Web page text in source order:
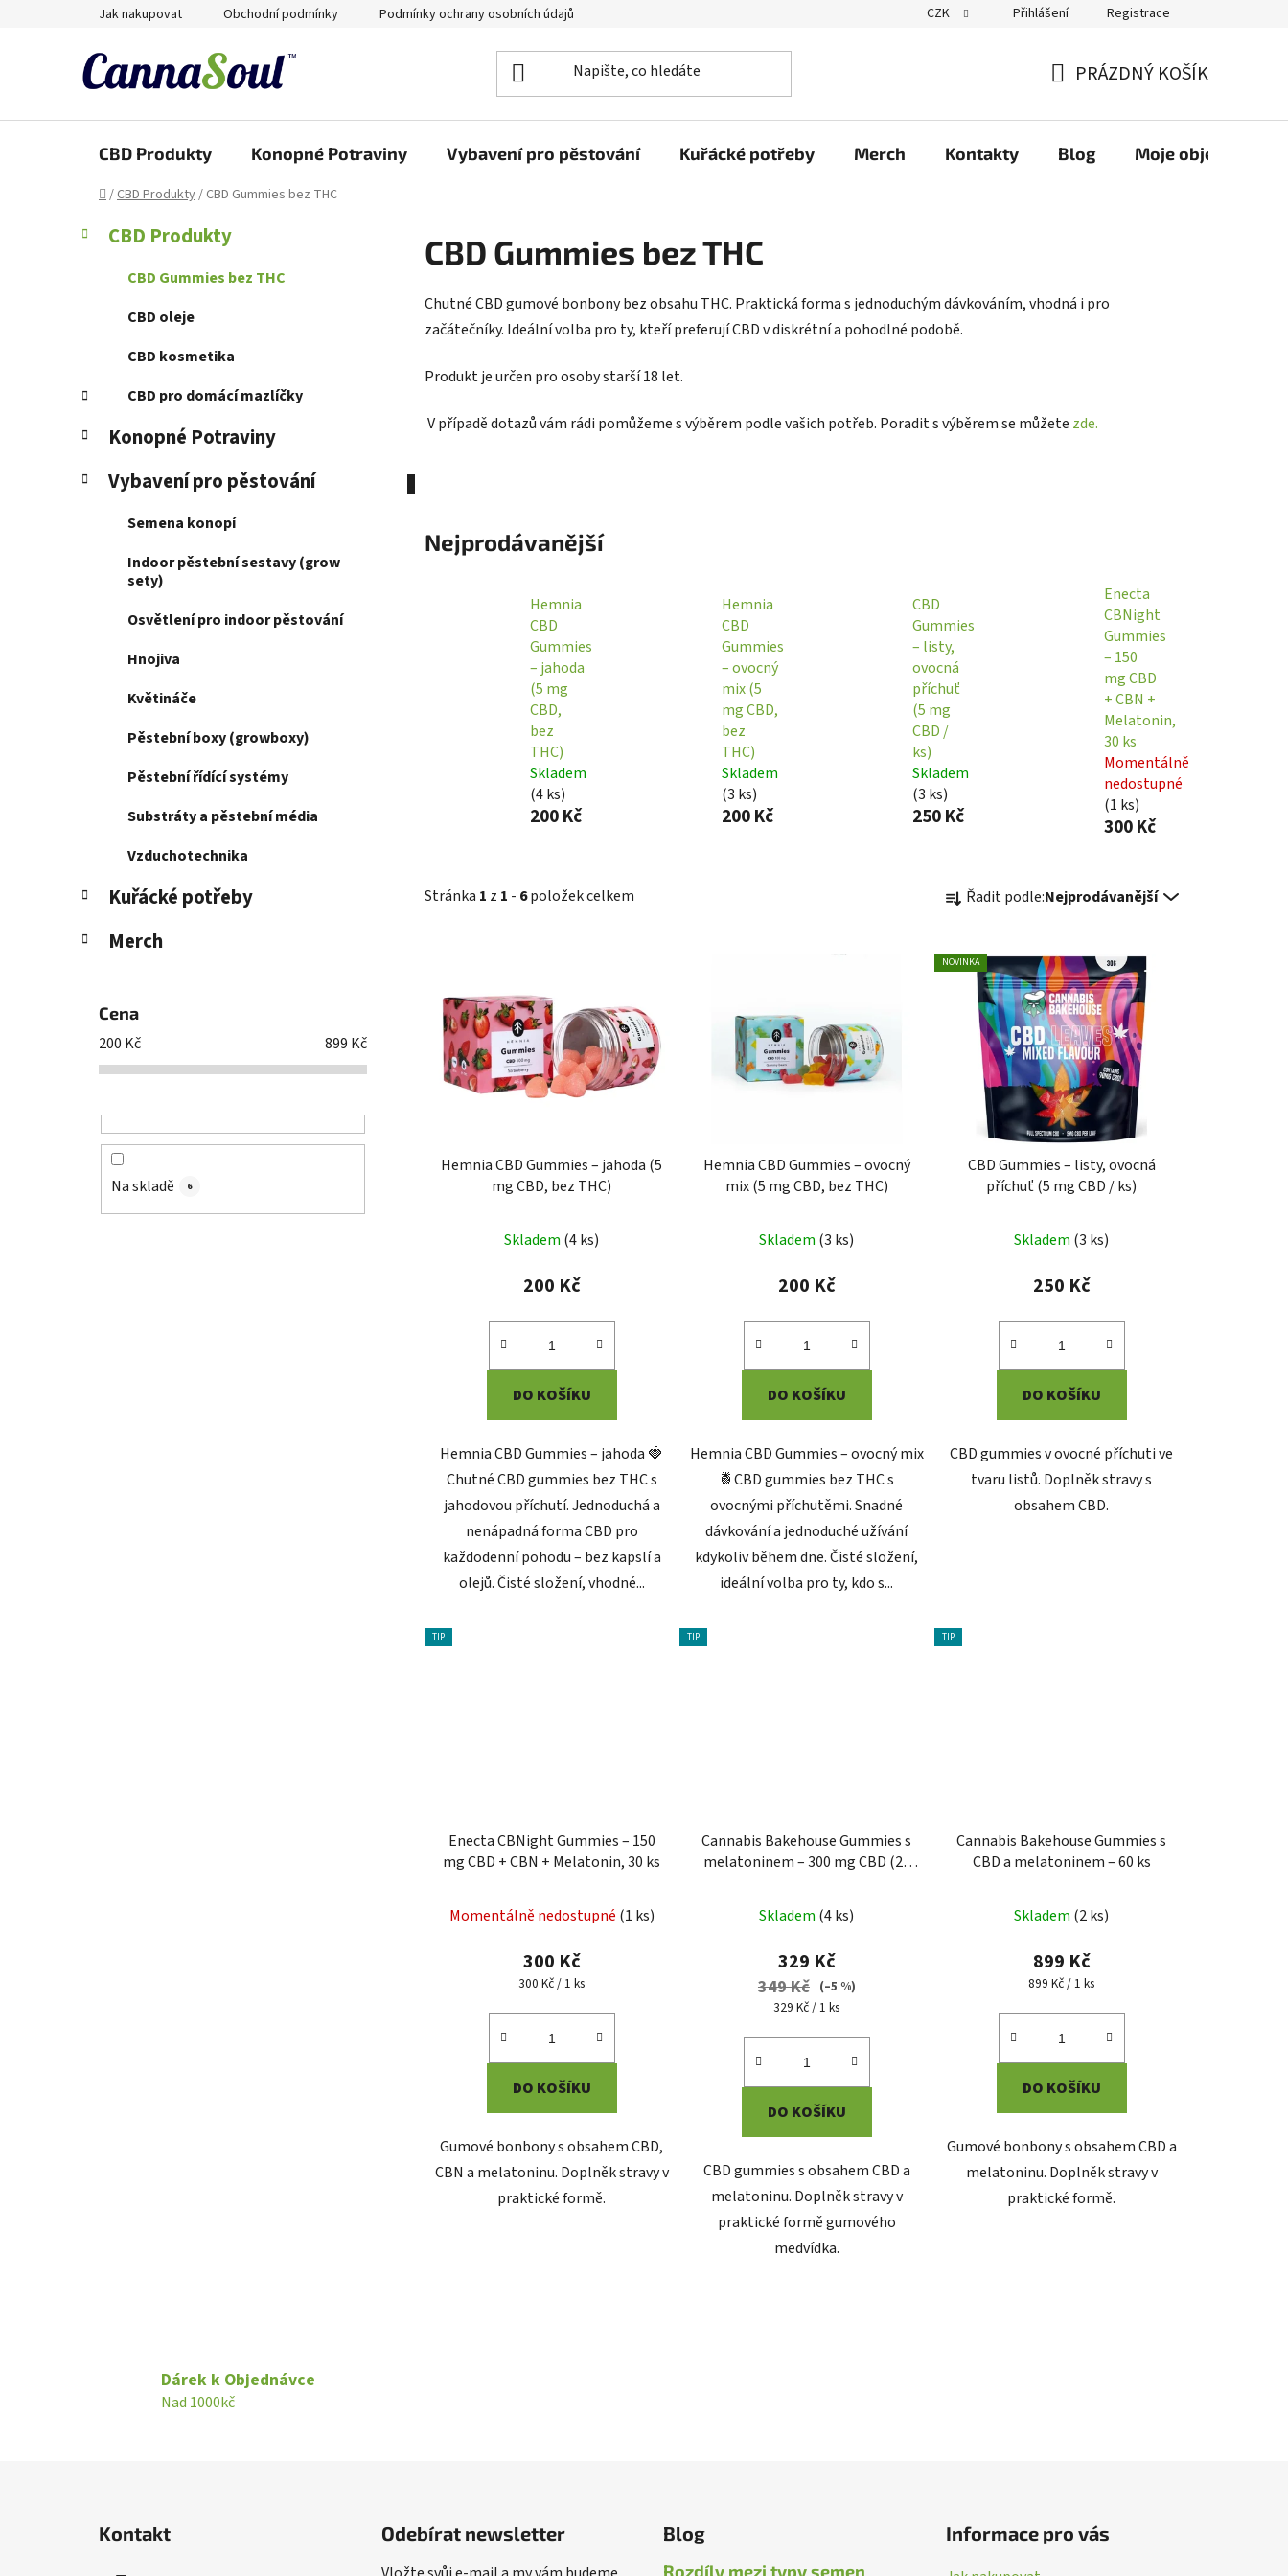
Jak nakupovat Obchodní podmínky Podmínky ochrany osobních údajů CZK Přihlášení Registrace
KOŠÍK
PRÁZDNÝ KOŠÍK
CBD Produkty Konopné Potraviny Vybavení pro pěstování Kuřácké potřeby Merch Kontakty Blog Moje objednávka
Domů
/CBD Produkty/ CBD Gummies bez THC
P
n
í
a
Přeskočit
kategorie
K
a
e
CBD Produkty
CBD Gummies bez THC
CBD oleje
CBD kosmetika
CBD pro domácí mazlíčky
Konopné Potraviny
Vybavení pro pěstování
Semena konopí
Indoor pěstební sestavy (grow
sety)
Osvětlení pro indoor pěstování
Hnojiva
Květináče
Pěstební boxy (growboxy)
Pěstební řídící systémy
Substráty a pěstební média
Vzduchotechnika
Kuřácké potřeby
Merch
Cena
200 Kč 899 Kč
Na skladě 6
CBD Gummies bez THC
Chutné CBD gumové bonbony bez obsahu THC. Praktická forma s jednoduchým dávkováním, vhodná i pro
začátečníky. Ideální volba pro ty, kteří preferují CBD v diskrétní a pohodlné podobě.
Produkt je určen pro osoby starší 18 let.
V případě dotazů vám rádi pomůžeme s výběrem podle vašich potřeb. Poradit s výběrem se můžete zde.
Nejprodávanější
Hemnia
CBD
Gummies
– jahoda
(5 mg
CBD,
bez
THC)
Skladem
(4 ks)
200 Kč
Hemnia
CBD
Gummies
– ovocný
mix (5
mg CBD,
bez
THC)
Skladem
(3 ks)
200 Kč
CBD
Gummies
– listy,
ovocná
příchuť
(5 mg
CBD /
ks)
Skladem
(3 ks)
250 Kč
Enecta
CBNight
Gummies
– 150
mg CBD
+ CBN +
Melatonin,
30 ks
Momentálně
nedostupné
(1 ks)
300 Kč
Stránka 1 z 1 - 6položek celkem
a
e
Řadit podle:Nejprodávanější
Hemnia CBD Gummies – jahoda (5
mg CBD, bez THC)
hodnocení
produktu
5,0
z
hvězdiček.
Skladem (4 ks)
200 Kč
DO KOŠÍKU
Hemnia CBD Gummies – jahoda 🍓
Chutné CBD gummies bez THC s
jahodovou příchutí. Jednoduchá a
nenápadná forma CBD pro
každodenní pohodu – bez kapslí a
olejů. Čisté složení, vhodné...
Hemnia CBD Gummies – ovocný
mix (5 mg CBD, bez THC)
Skladem (3 ks)
200 Kč
DO KOŠÍKU
Hemnia CBD Gummies – ovocný mix
🍍CBD gummies bez THC s
ovocnými příchutěmi. Snadné
dávkování a jednoduché užívání
kdykoliv během dne. Čisté složení,
ideální volba pro ty, kdo s...
NOVINKA
CBD Gummies – listy, ovocná
příchuť (5 mg CBD / ks)
Skladem (3 ks)
250 Kč
DO KOŠÍKU
CBD gummies v ovocné příchuti ve
tvaru listů. Doplněk stravy s
obsahem CBD.
TIP
Enecta CBNight Gummies – 150
mg CBD + CBN + Melatonin, 30 ks
hodnocení
produktu
je
z
hvězdiček.
Momentálně nedostupné (1 ks)
300 Kč
Měrná
300 Kč / 1 ks
DO KOŠÍKU
Gumové bonbony s obsahem CBD,
CBN a melatoninu. Doplněk stravy v
praktické formě.
TIP
Cannabis Bakehouse Gummies s
melatoninem – 300 mg CBD (20
Skladem (4 ks)
329 Kč
349 Kč (–5 %)
Měrná
329 Kč / 1 ks
DO KOŠÍKU
CBD gummies s obsahem CBD a
melatoninu. Doplněk stravy v
praktické formě gumového
medvídka.
TIP
Cannabis Bakehouse Gummies s
CBD a melatoninem – 60 ks
hodnocení
produktu
je
z
hvězdiček.
Skladem (2 ks)
899 Kč
Měrná
899 Kč / 1 ks
DO KOŠÍKU
Gumové bonbony s obsahem CBD a
melatoninu. Doplněk stravy v
praktické formě.
y
Dárek k Objednávce
Nad 1000kč
Kontakt Odebírat newsletter Blog
Rozdíly mezi typy semen
Informace pro vás